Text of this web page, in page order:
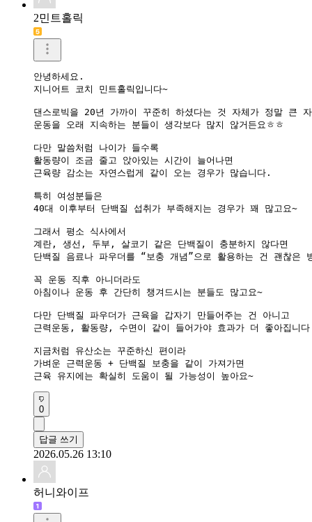
2민트홀릭
안녕하세요.
지니어트 코치 민트홀릭입니다~
댄스로빅을 20년 가까이 꾸준히 하셨다는 것 자체가 정말 큰 자
운동을 오래 지속하는 분들이 생각보다 많지 않거든요ㅎㅎ
다만 말씀처럼 나이가 들수록
활동량이 조금 줄고 앉아있는 시간이 늘어나면
근육량 감소는 자연스럽게 같이 오는 경우가 많습니다.
특히 여성분들은
40대 이후부터 단백질 섭취가 부족해지는 경우가 꽤 많고요~
그래서 평소 식사에서
계란, 생선, 두부, 살코기 같은 단백질이 충분하지 않다면
단백질 음료나 파우더를 “보충 개념”으로 활용하는 건 괜찮은
꼭 운동 직후 아니더라도
아침이나 운동 후 간단히 챙겨드시는 분들도 많고요~
다만 단백질 파우더가 근육을 갑자기 만들어주는 건 아니고
근력운동, 활동량, 수면이 같이 들어가야 효과가 더 좋아집니
지금처럼 유산소는 꾸준하신 편이라
가벼운 근력운동 + 단백질 보충을 같이 가져가면
근육 유지에는 확실히 도움이 될 가능성이 높아요~
0
답글 쓰기
2026.05.26 13:10
허니와이프